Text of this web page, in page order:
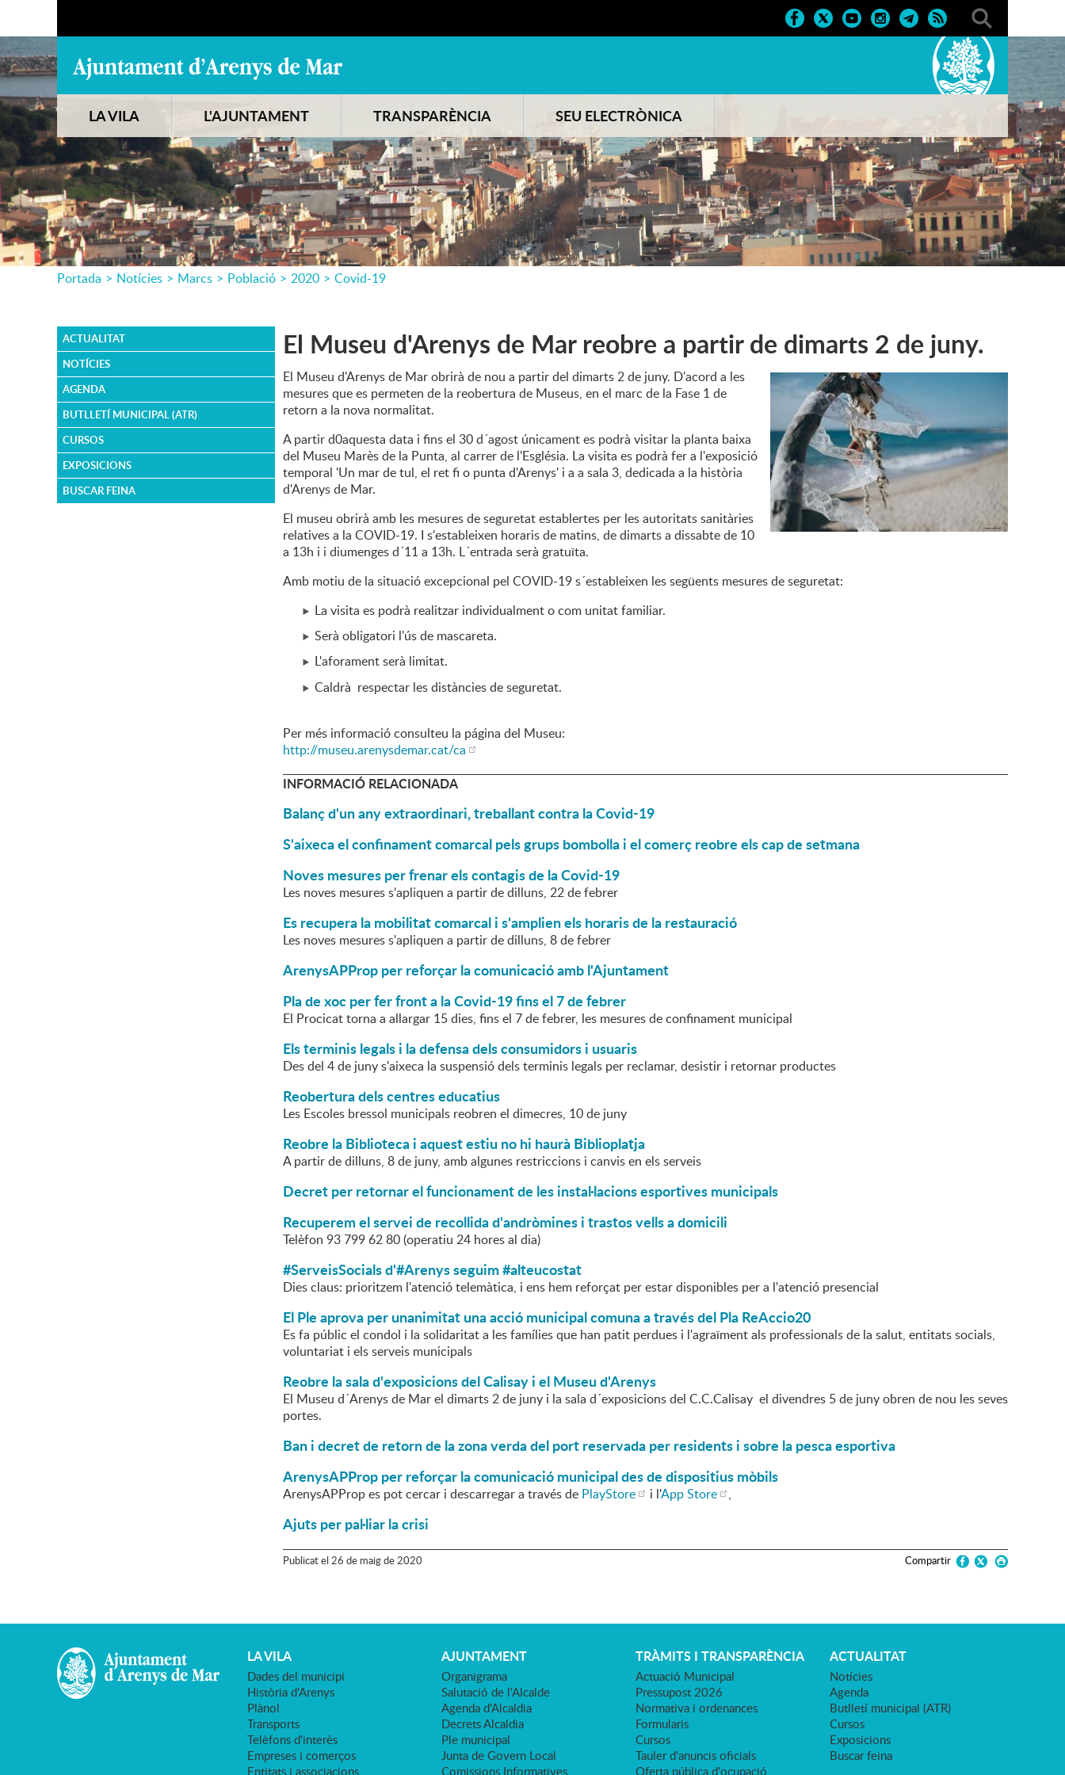
LA VILA L'AJUNTAMENT TRANSPARÈNCIA SEU ELECTRÒNICA
Portada > Notícies > Marcs > Població > 2020 > Covid-19
ACTUALITAT
NOTÍCIES
AGENDA
BUTLLETÍ MUNICIPAL (ATR)
CURSOS
EXPOSICIONS
BUSCAR FEINA
El Museu d'Arenys de Mar reobre a partir de dimarts 2 de juny.
El Museu d'Arenys de Mar obrirà de nou a partir del dimarts 2 de juny. D'acord a les
mesures que es permeten de la reobertura de Museus, en el marc de la Fase 1 de
retorn a la nova normalitat.
A partir d0aquesta data i fins el 30 d´agost únicament es podrà visitar la planta baixa
del Museu Marès de la Punta, al carrer de l'Església. La visita es podrà fer a l'exposició
temporal 'Un mar de tul, el ret fi o punta d'Arenys' i a a sala 3, dedicada a la història
d'Arenys de Mar.
El museu obrirà amb les mesures de seguretat establertes per les autoritats sanitàries
relatives a la COVID-19. I s'estableixen horaris de matins, de dimarts a dissabte de 10
a 13h i i diumenges d´11 a 13h. L´entrada serà gratuïta.
Amb motiu de la situació excepcional pel COVID-19 s´estableixen les següents mesures de seguretat:
La visita es podrà realitzar individualment o com unitat familiar.
Serà obligatori l'ús de mascareta.
L'aforament serà limitat.
Caldrà respectar les distàncies de seguretat.
Per més informació consulteu la página del Museu:
http://museu.arenysdemar.cat/ca
INFORMACIÓ RELACIONADA
Balanç d'un any extraordinari, treballant contra la Covid-19
S'aixeca el confinament comarcal pels grups bombolla i el comerç reobre els cap de setmana
Noves mesures per frenar els contagis de la Covid-19
Les noves mesures s'apliquen a partir de dilluns, 22 de febrer
Es recupera la mobilitat comarcal i s'amplien els horaris de la restauració
Les noves mesures s'apliquen a partir de dilluns, 8 de febrer
ArenysAPProp per reforçar la comunicació amb l'Ajuntament
Pla de xoc per fer front a la Covid-19 fins el 7 de febrer
El Procicat torna a allargar 15 dies, fins el 7 de febrer, les mesures de confinament municipal
Els terminis legals i la defensa dels consumidors i usuaris
Des del 4 de juny s'aixeca la suspensió dels terminis legals per reclamar, desistir i retornar productes
Reobertura dels centres educatius
Les Escoles bressol municipals reobren el dimecres, 10 de juny
Reobre la Biblioteca i aquest estiu no hi haurà Biblioplatja
A partir de dilluns, 8 de juny, amb algunes restriccions i canvis en els serveis
Decret per retornar el funcionament de les instal·lacions esportives municipals
Recuperem el servei de recollida d'andròmines i trastos vells a domicili
Telèfon 93 799 62 80 (operatiu 24 hores al dia)
#ServeisSocials d'#Arenys seguim #alteucostat
Dies claus: prioritzem l'atenció telemàtica, i ens hem reforçat per estar disponibles per a l'atenció presencial
El Ple aprova per unanimitat una acció municipal comuna a través del Pla ReAccio20
Es fa públic el condol i la solidaritat a les famílies que han patit perdues i l'agraïment als professionals de la salut, entitats socials,
voluntariat i els serveis municipals
Reobre la sala d'exposicions del Calisay i el Museu d'Arenys
El Museu d´Arenys de Mar el dimarts 2 de juny i la sala d´exposicions del C.C.Calisay el divendres 5 de juny obren de nou les seves
portes.
Ban i decret de retorn de la zona verda del port reservada per residents i sobre la pesca esportiva
ArenysAPProp per reforçar la comunicació municipal des de dispositius mòbils
ArenysAPProp es pot cercar i descarregar a través de PlayStore i l'App Store ,
Ajuts per pal·liar la crisi
Publicatel 26 de maigde 2020 Compartir
LA VILA
Dades del municipi
Història d'Arenys
Plànol
Transports
Telèfons d'interès
Empreses i comerços
Entitats i associacions
AJUNTAMENT
Organigrama
Salutació de l'Alcalde
Agenda d'Alcaldia
Decrets Alcaldia
Ple municipal
Junta de Govern Local
Comissions Informatives
TRÀMITS I TRANSPARÈNCIA
Actuació Municipal
Pressupost 2026
Normativa i ordenances
Formularis
Cursos
Tauler d'anuncis oficials
Oferta pública d'ocupació
ACTUALITAT
Notícies
Agenda
Butlletí municipal (ATR)
Cursos
Exposicions
Buscar feina